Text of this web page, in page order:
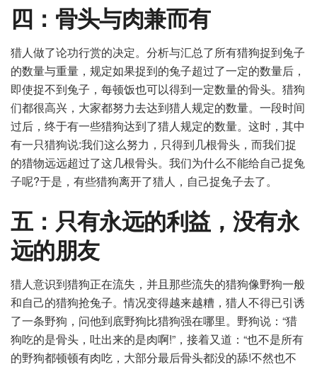
四：骨头与肉兼而有
猎人做了论功行赏的决定。分析与汇总了所有猎狗捉到兔子
的数量与重量，规定如果捉到的兔子超过了一定的数量后，
即使捉不到兔子，每顿饭也可以得到一定数量的骨头。猎狗
们都很高兴，大家都努力去达到猎人规定的数量。一段时间
过后，终于有一些猎狗达到了猎人规定的数量。这时，其中
有一只猎狗说:我们这么努力，只得到几根骨头，而我们捉
的猎物远远超过了这几根骨头。我们为什么不能给自己捉兔
子呢?于是，有些猎狗离开了猎人，自己捉兔子去了。
五：只有永远的利益，没有永
远的朋友
猎人意识到猎狗正在流失，并且那些流失的猎狗像野狗一般
和自己的猎狗抢兔子。情况变得越来越糟，猎人不得已引诱
了一条野狗，问他到底野狗比猎狗强在哪里。野狗说：“猎
狗吃的是骨头，吐出来的是肉啊!”，接着又道：“也不是所有
的野狗都顿顿有肉吃，大部分最后骨头都没的舔!不然也不